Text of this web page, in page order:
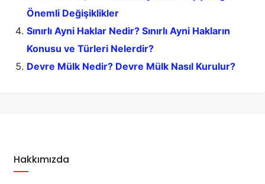
Önemli Değişiklikler
Sınırlı Ayni Haklar Nedir? Sınırlı Ayni Hakların
Konusu ve Türleri Nelerdir?
Devre Mülk Nedir? Devre Mülk Nasıl Kurulur?
Hakkımızda